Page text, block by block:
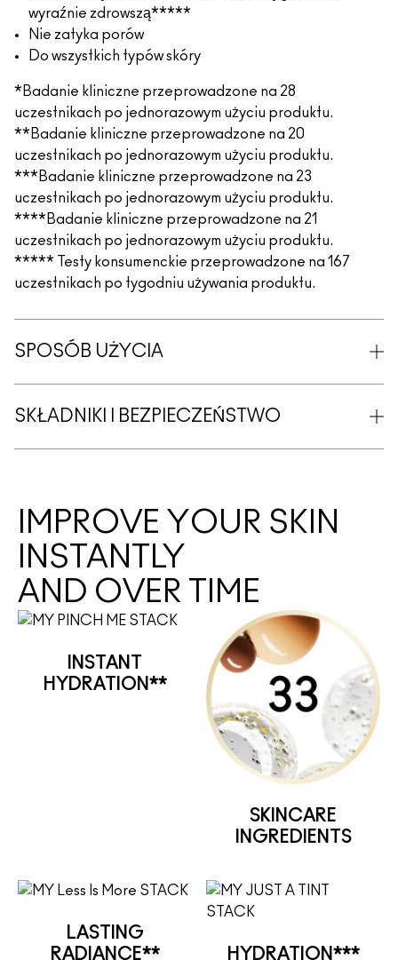
wyraźnie zdrowszą*****
Nie zatyka porów
Do wszystkich typów skóry
*Badanie kliniczne przeprowadzone na 28
uczestnikach po jednorazowym użyciu produktu.
**Badanie kliniczne przeprowadzone na 20
uczestnikach po jednorazowym użyciu produktu.
***Badanie kliniczne przeprowadzone na 23
uczestnikach po jednorazowym użyciu produktu.
****Badanie kliniczne przeprowadzone na 21
uczestnikach po jednorazowym użyciu produktu.
***** Testy konsumenckie przeprowadzone na 167
uczestnikach po tygodniu używania produktu.
SPOSÓB UŻYCIA
SKŁADNIKI I BEZPIECZEŃSTWO
IMPROVE YOUR SKIN
INSTANTLY
AND OVER TIME
INSTANT
HYDRATION**
SKINCARE
INGREDIENTS
LASTING
RADIANCE**
HYDRATION***